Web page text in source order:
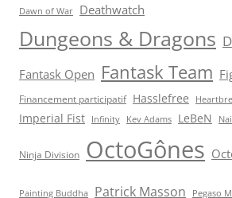
Dawn of War Deathwatch
Dungeons & Dragons
Fantask Open Fantask Team
Financement participatif Hasslefree
Imperial Fist Infinity Kev Adams LeBeN
Ninja Division OctoGônes
Painting Buddha Patrick Masson Pegaso